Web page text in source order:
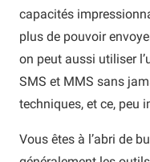
capacités
plus de pouvoir
on peut aussi utiliser
SMS et MMS sans
techniques, et ce, peu
Vous êtes à l’abri de